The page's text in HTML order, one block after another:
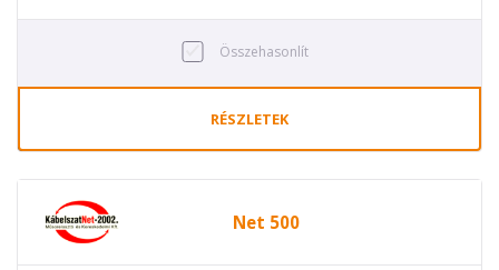
Összehasonlít
RÉSZLETEK
Net 500